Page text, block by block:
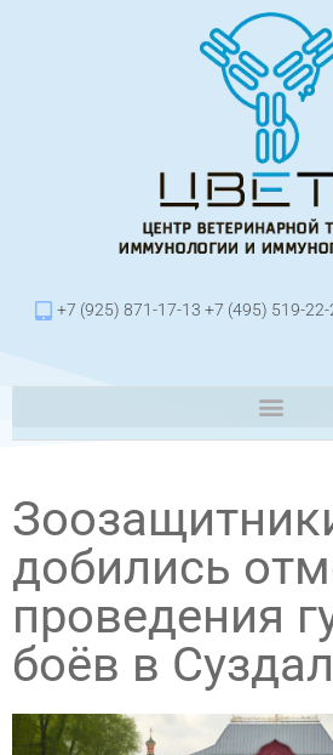
+7 (925) 871-17-13 +7 (495) 519-22-
добились
проведения
боёв в